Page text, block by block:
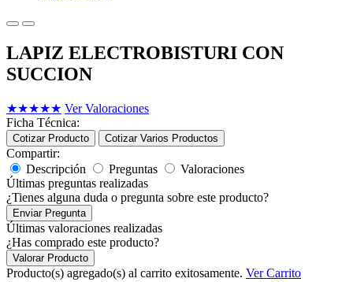
LAPIZ ELECTROBISTURI CON
SUCCION
★★★★★ Ver Valoraciones
Ficha Técnica:
Cotizar Producto Cotizar Varios Productos
Compartir:
Descripción
Preguntas
Valoraciones
Últimas preguntas realizadas
¿Tienes alguna duda o pregunta sobre este producto?
Enviar Pregunta
Últimas valoraciones realizadas
¿Has comprado este producto?
Valorar Producto
Producto(s) agregado(s) al carrito exitosamente. Ver Carrito